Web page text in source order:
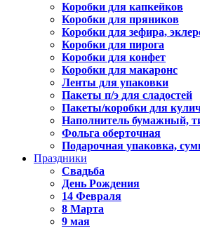
Коробки для капкейков
Коробки для пряников
Коробки для зефира,
Коробки для пирога
Коробки для конфет
Коробки для макаронс
Ленты для упаковки
Пакеты п/э для сладостей
Пакеты/коробки для
Наполнитель бумажный,
Фольга оберточная
Подарочная упаковка,
Праздники
Свадьба
День Рождения
14 Февраля
8 Марта
9 мая